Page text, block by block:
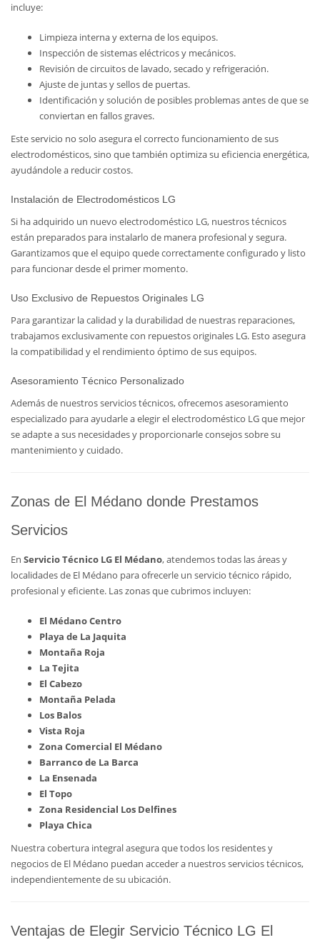
incluye:
Limpieza interna y externa de los equipos.
Inspección de sistemas eléctricos y mecánicos.
Revisión de circuitos de lavado, secado y refrigeración.
Ajuste de juntas y sellos de puertas.
Identificación y solución de posibles problemas antes de que se
conviertan en fallos graves.
Este servicio no solo asegura el correcto funcionamiento de sus
electrodomésticos, sino que también optimiza su eficiencia energética,
ayudándole a reducir costos.
Instalación de Electrodomésticos LG
Si ha adquirido un nuevo electrodoméstico LG, nuestros técnicos
están preparados para instalarlo de manera profesional y segura.
Garantizamos que el equipo quede correctamente configurado y listo
para funcionar desde el primer momento.
Uso Exclusivo de Repuestos Originales LG
Para garantizar la calidad y la durabilidad de nuestras reparaciones,
trabajamos exclusivamente con repuestos originales LG. Esto asegura
la compatibilidad y el rendimiento óptimo de sus equipos.
Asesoramiento Técnico Personalizado
Además de nuestros servicios técnicos, ofrecemos asesoramiento
especializado para ayudarle a elegir el electrodoméstico LG que mejor
se adapte a sus necesidades y proporcionarle consejos sobre su
mantenimiento y cuidado.
Zonas de El Médano donde Prestamos
Servicios
En Servicio Técnico LG El Médano, atendemos todas las áreas y
localidades de El Médano para ofrecerle un servicio técnico rápido,
profesional y eficiente. Las zonas que cubrimos incluyen:
El Médano Centro
Playa de La Jaquita
Montaña Roja
La Tejita
El Cabezo
Montaña Pelada
Los Balos
Vista Roja
Zona Comercial El Médano
Barranco de La Barca
La Ensenada
El Topo
Zona Residencial Los Delfines
Playa Chica
Nuestra cobertura integral asegura que todos los residentes y
negocios de El Médano puedan acceder a nuestros servicios técnicos,
independientemente de su ubicación.
Ventajas de Elegir Servicio Técnico LG El